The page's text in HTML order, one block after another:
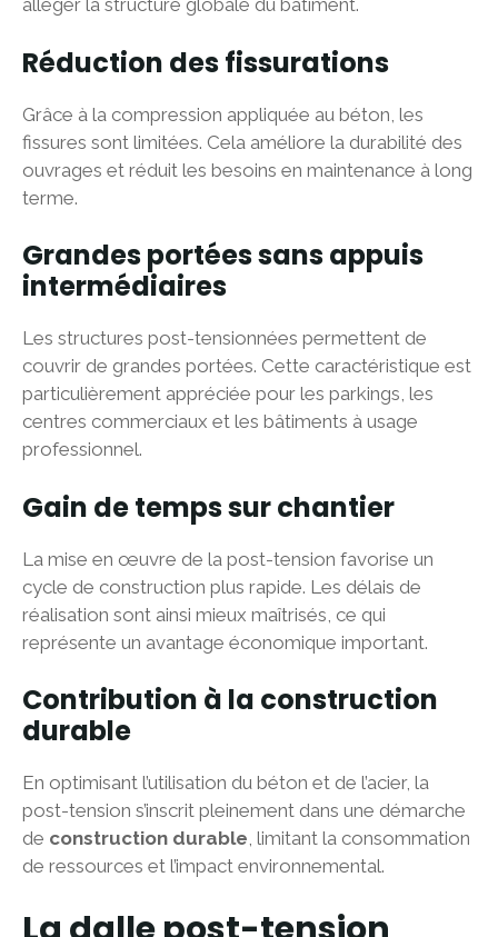
alléger la structure globale du bâtiment.
Réduction des fissurations
Grâce à la compression appliquée au béton, les
fissures sont limitées. Cela améliore la durabilité des
ouvrages et réduit les besoins en maintenance à long
terme.
Grandes portées sans appuis
intermédiaires
Les structures post-tensionnées permettent de
couvrir de grandes portées. Cette caractéristique est
particulièrement appréciée pour les parkings, les
centres commerciaux et les bâtiments à usage
professionnel.
Gain de temps sur chantier
La mise en œuvre de la post-tension favorise un
cycle de construction plus rapide. Les délais de
réalisation sont ainsi mieux maîtrisés, ce qui
représente un avantage économique important.
Contribution à la construction
durable
En optimisant l’utilisation du béton et de l’acier, la
post-tension s’inscrit pleinement dans une démarche
de construction durable, limitant la consommation
de ressources et l’impact environnemental.